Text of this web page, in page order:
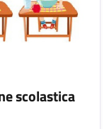
scolastica